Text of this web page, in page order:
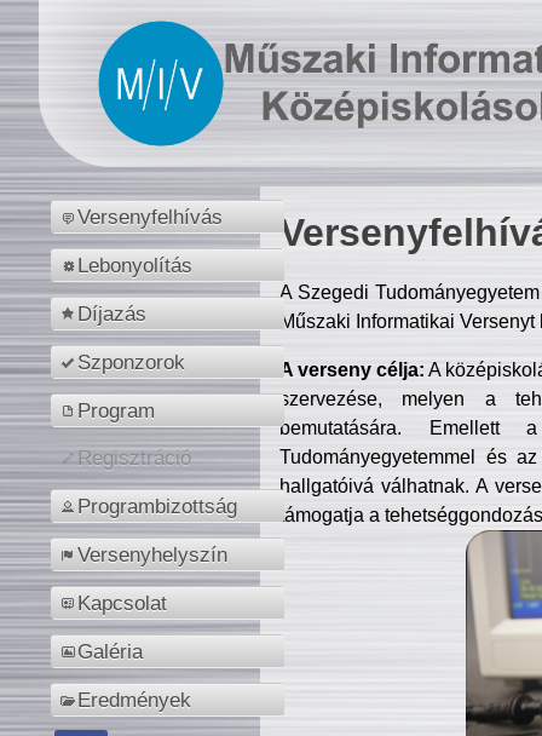
Versenyfelhívás
Lebonyolítás
Díjazás
Szponzorok
Program
Regisztráció
Programbizottság
Versenyhelyszín
Kapcsolat
Galéria
Eredmények
A Szegedi
Műszaki Informatikai
A verseny célja: A
szervezése, melyen a
bemutatására. Emellett
Tudományegyetemmel és
hallgatóivá válhatnak. A
támogatja a